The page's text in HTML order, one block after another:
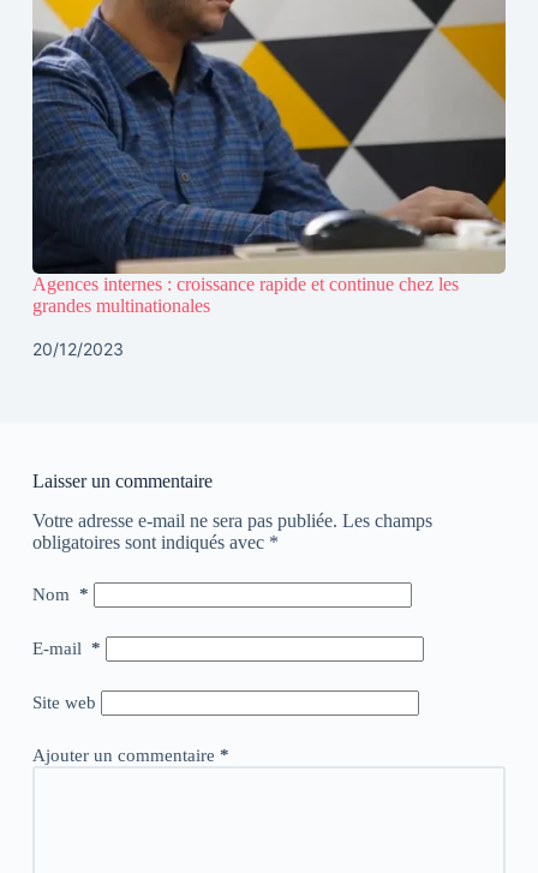
Agences internes : croissance rapide et continue chez les
grandes multinationales
20/12/2023
Laisser un commentaire
Votre adresse e-mail ne sera pas publiée. Les champs
obligatoires sont indiqués avec *
Nom *
E-mail *
Site web
Ajouter un commentaire *